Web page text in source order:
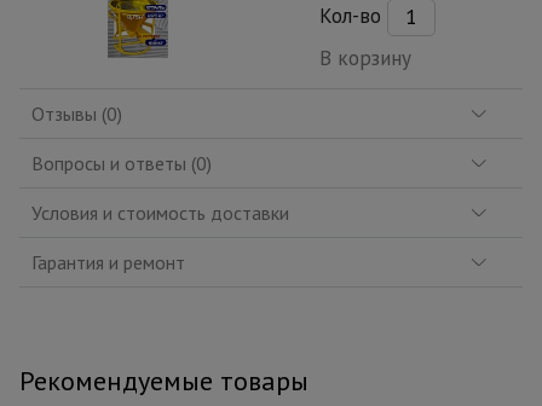
Кол-во
В корзину
Отзывы (0)
Вопросы и ответы (0)
Условия и стоимость доставки
Гарантия и ремонт
Рекомендуемые товары